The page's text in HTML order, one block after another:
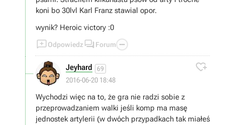
koni bo 30lvl Karl Franz stawial opor.
wynik? Heroic victory :0
Odpowiedz  Forum 
Jeyhard 69
2016-06-20 18:48

Wychodzi więc na to, że gra nie radzi sobie z
przeprowadzaniem walki jeśli komp ma masę
jednostek artylerii (w dwóch przypadkach tak miałeś